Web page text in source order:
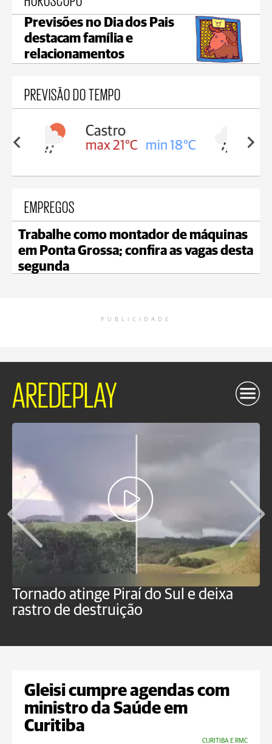
Previsões no Dia dos Pais
destacam família e
relacionamentos
PREVISÃO DO TEMPO
18°C
Carambeí
max 20°C min 18°C
EMPREGOS
Trabalhe como montador de máquinas
em Ponta Grossa; confira as vagas desta
segunda
PUBLICIDADE
AREDEPLAY
Tornado atinge Piraí do Sul e deixa
rastro de destruição
Gleisi cumpre agendas com
ministro da Saúde em
Curitiba
CURITIBA E RMC